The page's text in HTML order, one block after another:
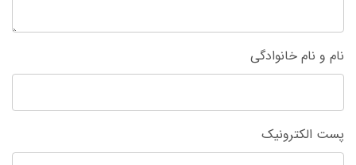
نام و نام خانوادگی
پست الکترونیک